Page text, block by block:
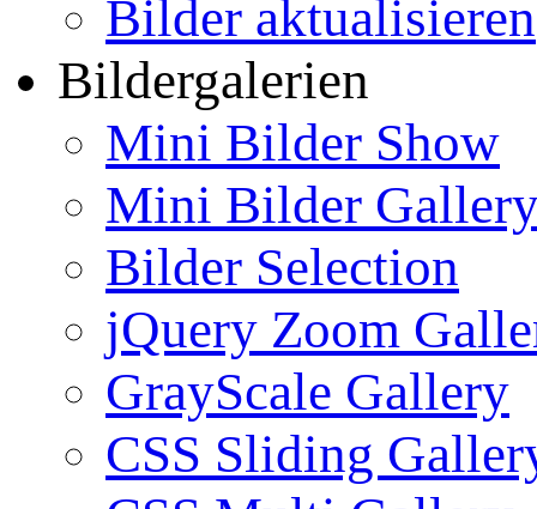
Bilder aktualisieren
Bildergalerien
Mini Bilder Show
Mini Bilder
Bilder Selection
jQuery Zoom
GrayScale Gallery
CSS Sliding